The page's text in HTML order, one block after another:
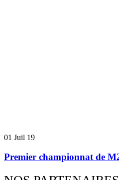
01 Juil 19
Premier championnat de